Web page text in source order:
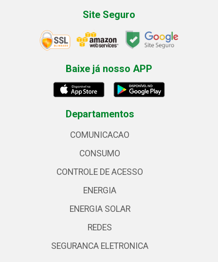
Site Seguro
Baixe já nosso APP
Departamentos
COMUNICACAO
CONSUMO
CONTROLE DE ACESSO
ENERGIA
ENERGIA SOLAR
REDES
SEGURANCA ELETRONICA